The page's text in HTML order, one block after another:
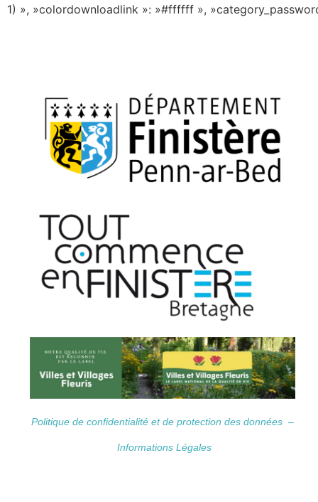
1) », »colordownloadlink »: »#ffffff »,
Politique de confidentialité et de protection des données –
Informations Légales